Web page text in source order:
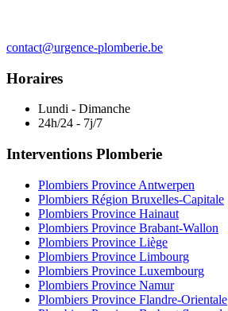
contact@urgence-plomberie.be
Horaires
Lundi - Dimanche
24h/24 - 7j/7
Interventions Plomberie
Plombiers Province Antwerpen
Plombiers Région Bruxelles-Capitale
Plombiers Province Hainaut
Plombiers Province Brabant-Wallon
Plombiers Province Liège
Plombiers Province Limbourg
Plombiers Province Luxembourg
Plombiers Province Namur
Plombiers Province Flandre-Orientale